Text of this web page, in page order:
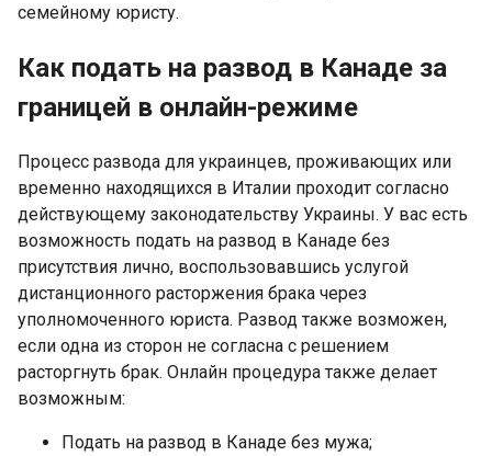
семейному юристу.
Как подать на развод в Канаде за
границей в онлайн-режиме
Процесс развода для украинцев, проживающих или
временно находящихся в Италии проходит согласно
действующему законодательству Украины. У вас есть
возможность подать на развод в Канаде без
присутствия лично, воспользовавшись услугой
дистанционного расторжения брака через
уполномоченного юриста. Развод также возможен,
если одна из сторон не согласна с решением
расторгнуть брак. Онлайн процедура также делает
возможным:
Подать на развод в Канаде без мужа;